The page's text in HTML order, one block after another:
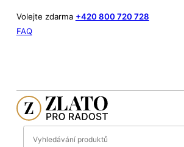
Volejte zdarma +420 800 720 728
FAQ